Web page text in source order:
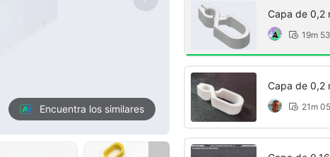
Encuentra los similares
Capa de 0,2
 19m
Capa de 0,2
 21m